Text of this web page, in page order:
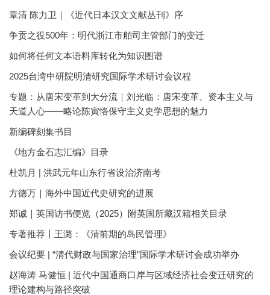
章清 陈力卫｜《近代日本汉文文献丛刊》序
争贡之役500年：明代浙江市舶司主管部门的变迁
如何将任何文本语料库转化为知识图谱
2025台湾中研院明清研究国际学术研讨会议程
专题：从唐宋变革到大分流｜刘光临：唐宋变革、资本主义与
天道人心——略论陈寅恪保守主义史学思想的魅力
新编碑刻集书目
《地方金石志汇编》目录
杜凯月 | 洪武元年山东行省设治济南考
方徳万｜海外中国近代史研究的进展
郑诚｜英国访书便览（2025）附英国所藏汉籍相关目录
专著推荐丨王潞：《清前期的岛民管理》
会议纪要 | “清代财政与国家治理”国际学术研讨会成功举办
赵海涛 马健恒 | 近代中国通商口岸与区域经济社会变迁研究的
理论建构与路径突破